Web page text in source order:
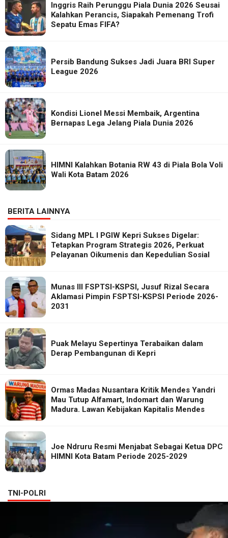
Inggris Raih Perunggu Piala Dunia 2026 Seusai
Kalahkan Perancis, Siapakah Pemenang Trofi
Sepatu Emas FIFA?
Persib Bandung Sukses Jadi Juara BRI Super
League 2026
Kondisi Lionel Messi Membaik, Argentina
Bernapas Lega Jelang Piala Dunia 2026
HIMNI Kalahkan Botania RW 43 di Piala Bola Voli
Wali Kota Batam 2026
BERITA LAINNYA
Sidang MPL I PGIW Kepri Sukses Digelar:
Tetapkan Program Strategis 2026, Perkuat
Pelayanan Oikumenis dan Kepedulian Sosial
Munas III FSPTSI-KSPSI, Jusuf Rizal Secara
Aklamasi Pimpin FSPTSI-KSPSI Periode 2026-
2031
Puak Melayu Sepertinya Terabaikan dalam
Derap Pembangunan di Kepri
Ormas Madas Nusantara Kritik Mendes Yandri
Mau Tutup Alfamart, Indomart dan Warung
Madura. Lawan Kebijakan Kapitalis Mendes
Joe Ndruru Resmi Menjabat Sebagai Ketua DPC
HIMNI Kota Batam Periode 2025-2029
TNI-POLRI